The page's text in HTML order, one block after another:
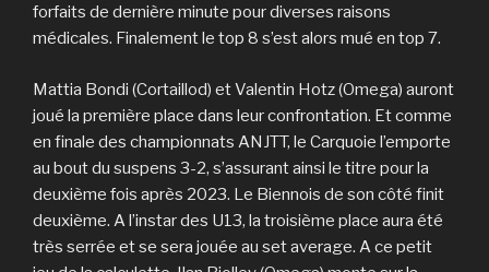
forfaits de dernière minute pour diverses raisons
médicales. Finalement le top 8 s’est alors mué en top 7.
Mattia Bondi (Cortaillod) et Valentin Hotz (Omega) auront
joué la première place dans leur confrontation. Et comme
en finale des championnats ANJTT, le Carquoie l’emporte
au bout du suspens 3-2, s’assurant ainsi le titre pour la
deuxième fois après 2023. Le Biennois de son côté finit
deuxième. A l’instar des U13, la troisième place aura été
très serrée et se sera jouée au set average. A ce petit